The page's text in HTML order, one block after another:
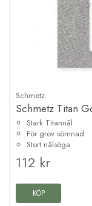
Schmetz
Schmetz Titan
Stark Titannål
För grov sömnad
Stort nålsöga
112 kr
KÖP